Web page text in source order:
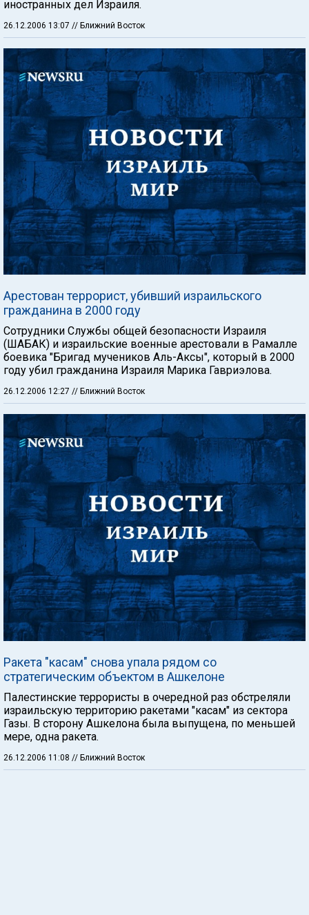
иностранных дел Израиля.
26.12.2006 13:07 // Ближний Восток
Арестован террорист, убивший израильского
гражданина в 2000 году
Сотрудники Службы общей безопасности Израиля
(ШАБАК) и израильские военные арестовали в Рамалле
боевика "Бригад мучеников Аль-Аксы", который в 2000
году убил гражданина Израиля Марика Гавриэлова.
26.12.2006 12:27 // Ближний Восток
Ракета "касам" снова упала рядом со
стратегическим объектом в Ашкелоне
Палестинские террористы в очередной раз обстреляли
израильскую территорию ракетами "касам" из сектора
Газы. В сторону Ашкелона была выпущена, по меньшей
мере, одна ракета.
26.12.2006 11:08 // Ближний Восток